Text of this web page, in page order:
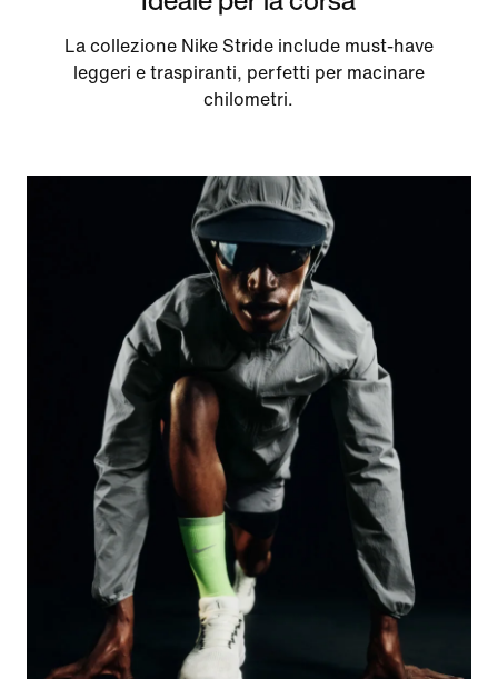
La collezione Nike Stride include must-have
leggeri e traspiranti, perfetti per macinare
chilometri.